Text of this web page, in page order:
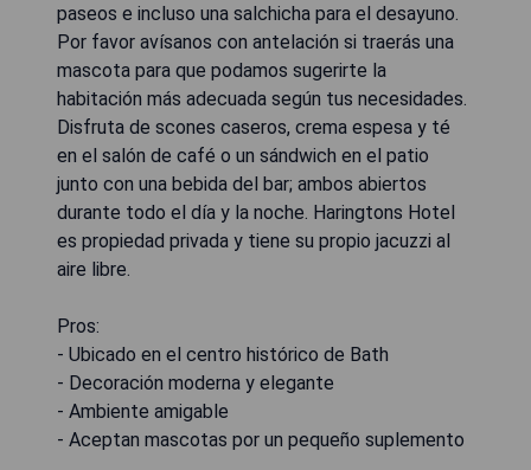
paseos e incluso una salchicha para el desayuno.
Por favor avísanos con antelación si traerás una
mascota para que podamos sugerirte la
habitación más adecuada según tus necesidades.
Disfruta de scones caseros, crema espesa y té
en el salón de café o un sándwich en el patio
junto con una bebida del bar; ambos abiertos
durante todo el día y la noche. Haringtons Hotel
es propiedad privada y tiene su propio jacuzzi al
aire libre.
Pros:
- Ubicado en el centro histórico de Bath
- Decoración moderna y elegante
- Ambiente amigable